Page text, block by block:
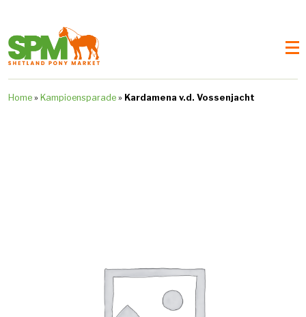
Home » Kampioensparade » Kardamena v.d. Vossenjacht